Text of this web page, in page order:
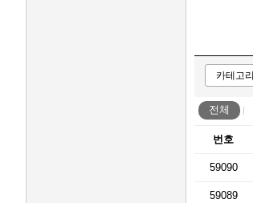
전체
번호
59090
59089